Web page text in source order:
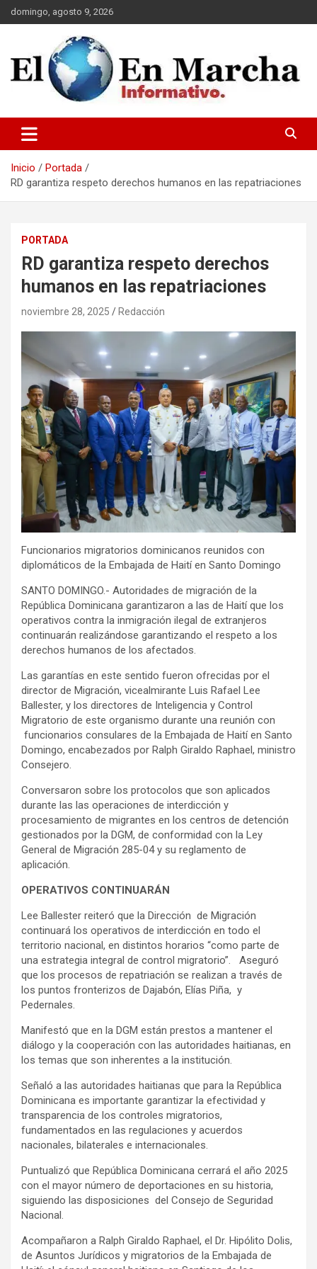
Saltar
al
domingo, agosto 9, 2026
elmundoenmarcha.net
Inicio
Portada
RD garantiza respeto derechos humanos en las repatriaciones
PORTADA
RD garantiza respeto derechos
humanos en las repatriaciones
noviembre 28, 2025 Redacción
Funcionarios migratorios dominicanos reunidos con
diplomáticos de la Embajada de Haití en Santo Domingo
SANTO DOMINGO.- Autoridades de migración de la
República Dominicana garantizaron a las de Haití que los
operativos contra la inmigración ilegal de extranjeros
continuarán realizándose garantizando el respeto a los
derechos humanos de los afectados.
Las garantías en este sentido fueron ofrecidas por el
director de Migración, vicealmirante Luis Rafael Lee
Ballester, y los directores de Inteligencia y Control
Migratorio de este organismo durante una reunión con
funcionarios consulares de la Embajada de Haití en Santo
Domingo, encabezados por Ralph Giraldo Raphael, ministro
Consejero.
Conversaron sobre los protocolos que son aplicados
durante las las operaciones de interdicción y
procesamiento de migrantes en los centros de detención
gestionados por la DGM, de conformidad con la Ley
General de Migración 285-04 y su reglamento de
aplicación.
OPERATIVOS CONTINUARÁN
Lee Ballester reiteró que la Dirección de Migración
continuará los operativos de interdicción en todo el
territorio nacional, en distintos horarios “como parte de
una estrategia integral de control migratorio”. Aseguró
que los procesos de repatriación se realizan a través de
los puntos fronterizos de Dajabón, Elías Piña, y
Pedernales.
Manifestó que en la DGM están prestos a mantener el
diálogo y la cooperación con las autoridades haitianas, en
los temas que son inherentes a la institución.
Señaló a las autoridades haitianas que para la República
Dominicana es importante garantizar la efectividad y
transparencia de los controles migratorios,
fundamentados en las regulaciones y acuerdos
nacionales, bilaterales e internacionales.
Puntualizó que República Dominicana cerrará el año 2025
con el mayor número de deportaciones en su historia,
siguiendo las disposiciones del Consejo de Seguridad
Nacional.
Acompañaron a Ralph Giraldo Raphael, el Dr. Hipólito Dolis,
de Asuntos Jurídicos y migratorios de la Embajada de